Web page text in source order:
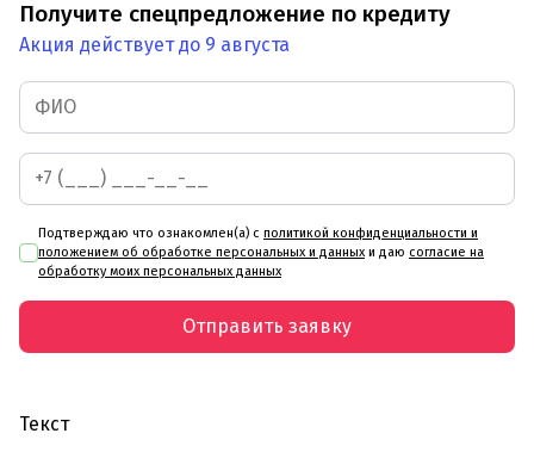
Получите спецпредложение по кредиту
Акция действует до 9 августа
Подтверждаю что ознакомлен(а) с политикой конфиденциальности и
положением об обработке персональных и данных и даю согласие на
обработку моих персональных данных
Отправить заявку
Текст